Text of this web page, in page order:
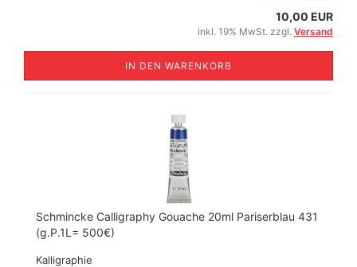
10,00 EUR
inkl. 19% MwSt. zzgl. Versand
IN DEN WARENKORB
Schmincke Calligraphy Gouache 20ml Pariserblau 431
(g.P.1L= 500€)
Kalligraphie